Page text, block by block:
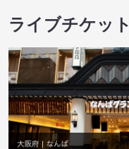
ライブチケット